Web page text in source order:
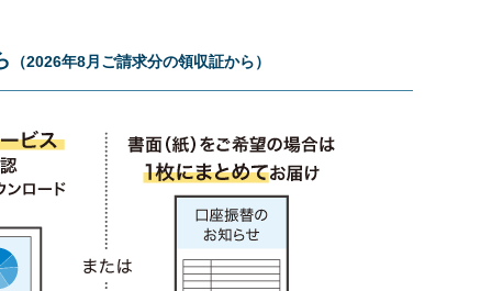
（2026年8月ご請求分の領収証から）